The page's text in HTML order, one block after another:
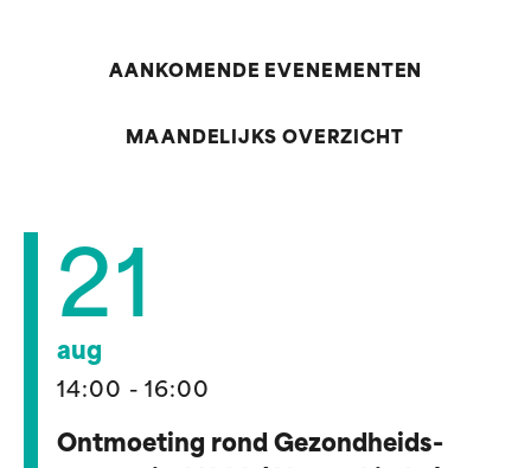
AANKOMENDE EVENEMENTEN
MAANDELIJKS OVERZICHT
21
aug
14:00 - 16:00
Ontmoeting rond Gezondheids-